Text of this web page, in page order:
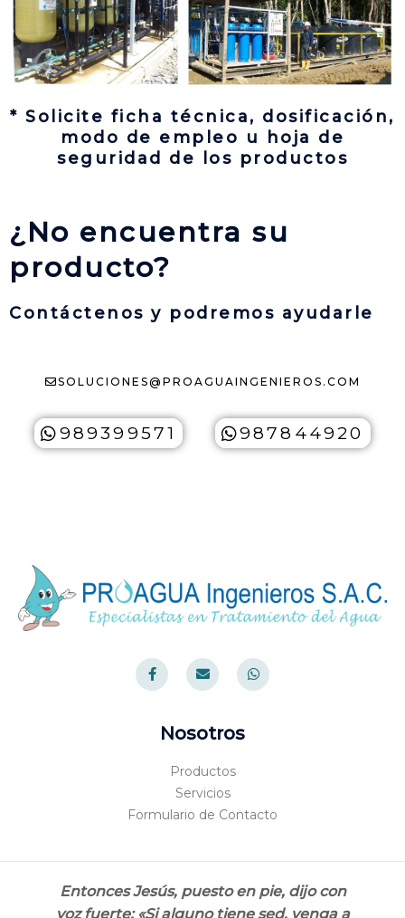
* Solicite ficha técnica, dosificación,
modo de empleo u hoja de
seguridad de los productos
¿No encuentra su
producto?
Contáctenos y podremos ayudarle
SOLUCIONES@PROAGUAINGENIEROS.COM
989399571 987844920
F
a
c
e
E
n
v
e
p
W
h
a
t
Nosotros
Productos
Servicios
Formulario de Contacto
Entonces Jesús, puesto en pie, dijo con
voz fuerte: «Si alguno tiene sed, venga a